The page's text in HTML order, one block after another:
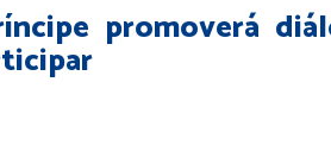
promoverá